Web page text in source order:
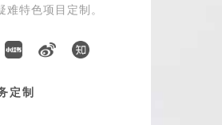
难特色项目定制。
定制